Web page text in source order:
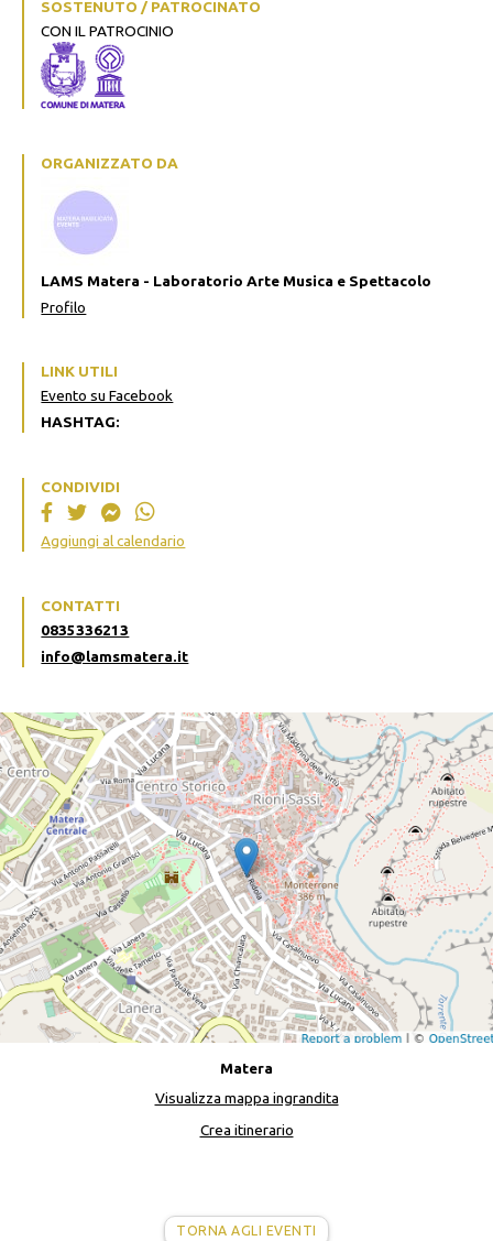
SOSTENUTO / PATROCINATO
CON IL PATROCINIO
ORGANIZZATO DA
LAMS Matera - Laboratorio Arte Musica e Spettacolo
Profilo
LINK UTILI
Evento su Facebook
HASHTAG:
CONDIVIDI
Aggiungi al calendario
CONTATTI
0835336213
info@lamsmatera.it
Matera
Visualizza mappa ingrandita
Crea itinerario
TORNA AGLI EVENTI